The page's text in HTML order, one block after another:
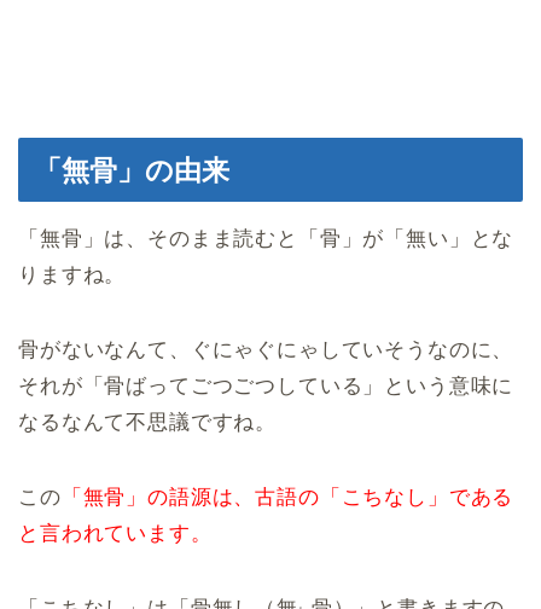
「無骨」の由来
「無骨」は、そのまま読むと「骨」が「無い」とな
りますね。
骨がないなんて、ぐにゃぐにゃしていそうなのに、
それが「骨ばってごつごつしている」という意味に
なるなんて不思議ですね。
この 「無骨」の語源は、古語の「こちなし」である
と言われています。